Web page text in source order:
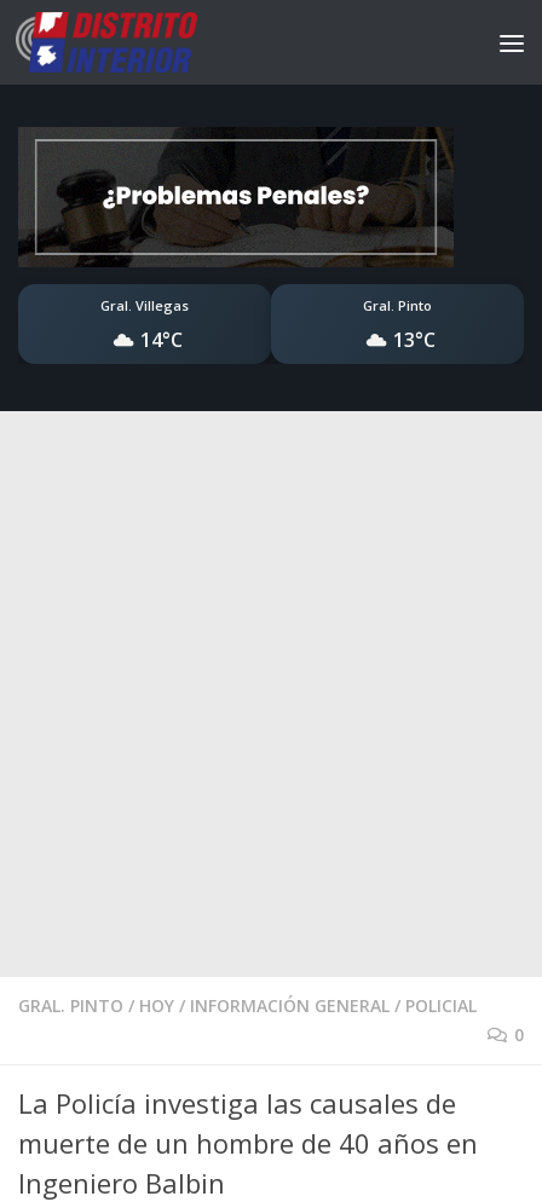
Gral. Villegas
14°C
Gral. Pinto
13°C
GRAL. PINTO / HOY / INFORMACIÓN GENERAL / POLICIAL
0
La Policía investiga las causales de
muerte de un hombre de 40 años en
Ingeniero Balbin